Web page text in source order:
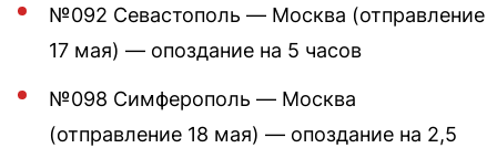
№092 Севастополь — Москва (отправление
17 мая) — опоздание на 5 часов
№098 Симферополь — Москва
(отправление 18 мая) — опоздание на 2,5